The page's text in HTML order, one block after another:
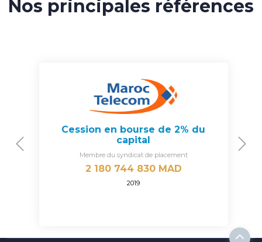
Nos principales références
Cession en bourse de 2% du
capital
Membre du syndicat de placement
2 180 744 830 MAD
2019
Previous